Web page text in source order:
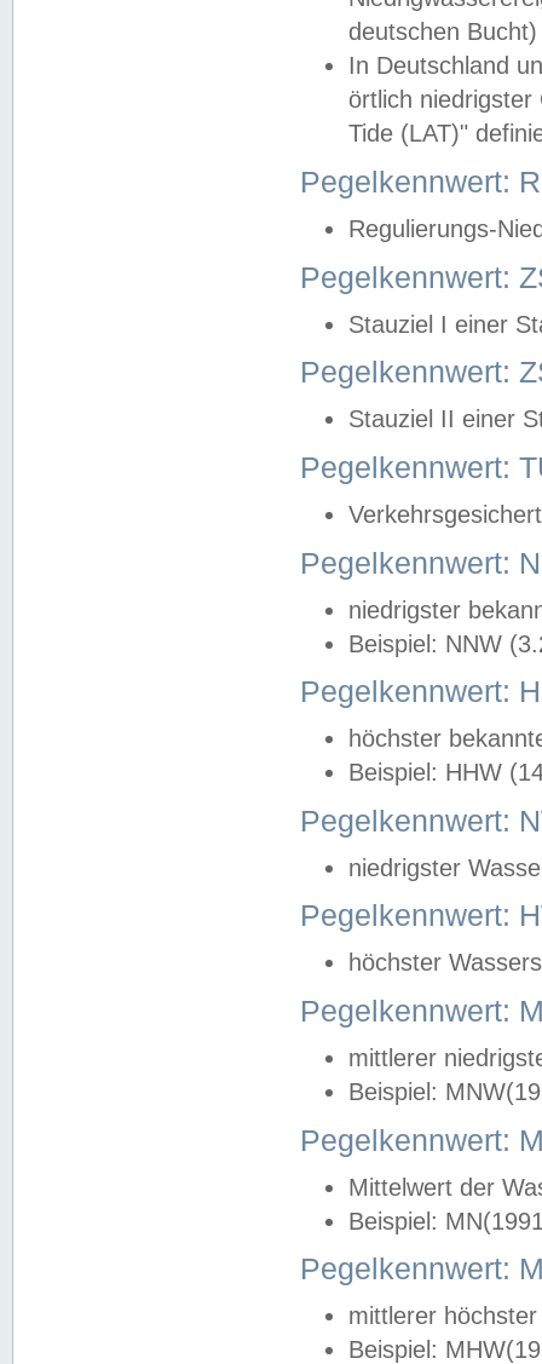
deutschen
In Deutschland
örtlich
Tide (LAT)"
Pegelkennwert:
Regulierungs-
Pegelkennwert:
Stauziel I einer
Pegelkennwert:
Stauziel II einer
Pegelkennwert:
Pegelkennwert:
niedrigster
Beispiel: NNW
Pegelkennwert:
höchster
Beispiel: HHW
Pegelkennwert:
niedrigster
Pegelkennwert:
höchster
Pegelkennwert:
mittlerer
Beispiel:
Pegelkennwert:
Mittelwert der
Beispiel:
Pegelkennwert:
mittlerer
Beispiel: